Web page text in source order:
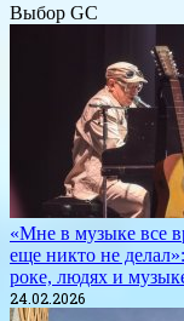
Выбор GC
«Мне в музыке все
еще никто не
роке, людях и
24.02.2026